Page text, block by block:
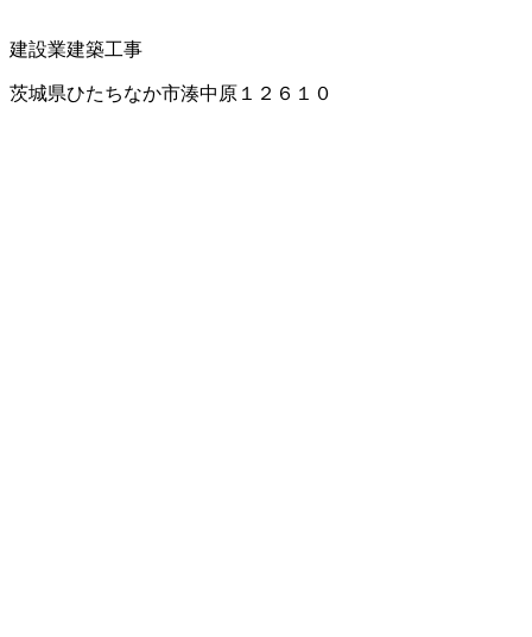
建設業建築工事
茨城県ひたちなか市湊中原１２６１０